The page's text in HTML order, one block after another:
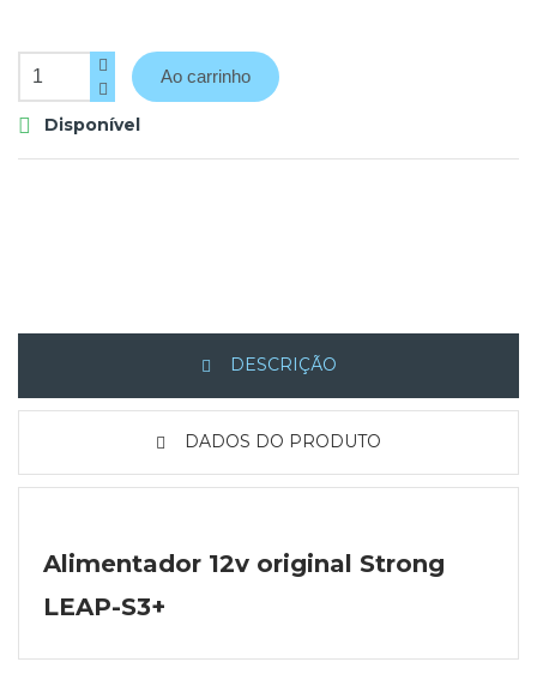
Ao carrinho
 Disponível
DESCRIÇÃO
DADOS DO PRODUTO
Alimentador 12v original Strong
LEAP-S3+